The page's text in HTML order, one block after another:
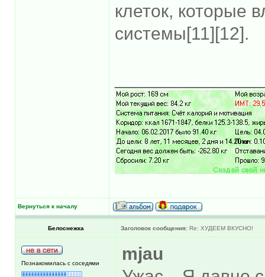
клеток, которые
системы[11][12].
Вернуться к началу
Белоснежка Заголовок сообщения: Re: ХУДЕЕМ ВКУСНО!
Познакомилась с соседями
mjau